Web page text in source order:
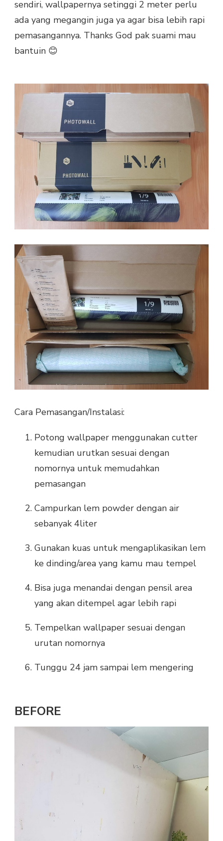
sendiri, wallpapernya setinggi 2 meter perlu
ada yang megangin juga ya agar bisa lebih rapi
pemasangannya. Thanks God pak suami mau
bantuin 😊
Cara Pemasangan/Instalasi:
Potong wallpaper menggunakan cutter
kemudian urutkan sesuai dengan
nomornya untuk memudahkan
pemasangan
Campurkan lem powder dengan air
sebanyak 4liter
Gunakan kuas untuk mengaplikasikan lem
ke dinding/area yang kamu mau tempel
Bisa juga menandai dengan pensil area
yang akan ditempel agar lebih rapi
Tempelkan wallpaper sesuai dengan
urutan nomornya
Tunggu 24 jam sampai lem mengering
BEFORE